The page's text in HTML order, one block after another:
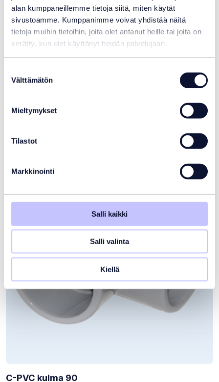
alan kumppaneillemme tietoja siitä, miten käytät
sivustoamme. Kumppanimme voivat yhdistää näitä
tietoja muihin tietoihin, joita olet antanut heille tai joita on
kerätty, kun olet käyttänyt heidän palvelujaan.
valinta
Välttämätön
Mieltymykset
Tilastot
Markkinointi
Salli kaikki
Salli valinta
Kiellä
61,65
C-PVC kulma 90